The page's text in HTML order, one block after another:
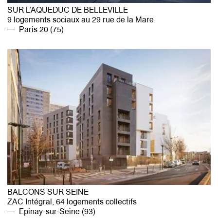
SUR L’AQUEDUC DE BELLEVILLE
9 logements sociaux au 29 rue de la Mare
Paris 20 (75)
BALCONS SUR SEINE
ZAC Intégral, 64 logements collectifs
Epinay-sur-Seine (93)